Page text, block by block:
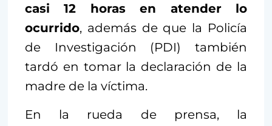
casi 12 horas en atender lo
ocurrido, además de que la Policía
de Investigación (PDI) también
tardó en tomar la declaración de la
madre de la víctima.
En la rueda de prensa, la